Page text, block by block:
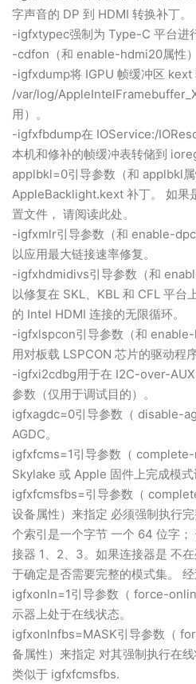
字声音的 DP 到 HDMI 转换补丁。
-igfxtypec强制为 Type-C 平台进
-cdfon（和 enable-hdmi20属性）
-igfxdump将 IGPU 帧缓冲区 kext
/var/log/
用）。
-igfxfbdump在 IOService:/
本机和修补的帧缓冲表转储到
applbkl=0引导参数（和 applbkl
AppleBacklight.kext 补丁。 如果
置文件， 请阅读此处。
-igfxmlr引导参数（和 enable-
以应用最大链接速率修复。
-igfxhdmidivs引导参数（和
以修复在 SKL、KBL 和 CFL 平台
的 Intel HDMI 连接的无限循环。
-igfxlspcon引导参数（和
用对板载 LSPCON 芯片的驱动程序
-igfxi2cdbg用于在 I2C-over-AUX
参数（仅用于调试目的）。
igfxagdc=0引导参数（ disable-
AGDC。
igfxfcms=1引导参数（
Skylake 或 Apple 固件上完成模式
igfxfcmsfbs=引导参数（
设备属性）来指定 必须强制执行
个索引是一个字节 一个 64 位字
接器 1、2、3。如果连接器是 不
于确定是否需要完整的模式集。 经
igfxonln=1引导参数（ force-
示器上处于在线状态。
igfxonlnfbs=MASK引导参数（
备属性）来指定 对其强制执行在
类似于 igfxfcmsfbs.